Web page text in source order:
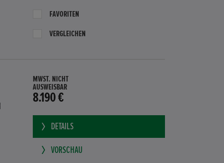
FAVORITEN
VERGLEICHEN
MWST. NICHT
AUSWEISBAR
8.190 €
DETAILS
VORSCHAU